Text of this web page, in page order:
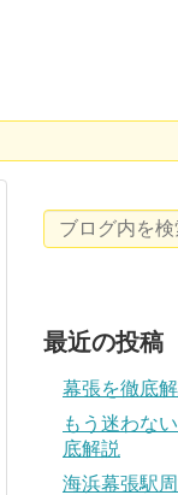
最近の投稿
幕張を徹底
もう迷わな
底解説
海浜幕張駅